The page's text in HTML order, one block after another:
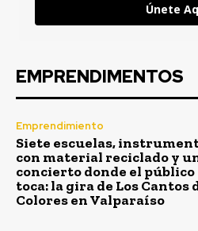
Únete
EMPRENDIMENTOS
Emprendimiento
Siete escuelas,
con material reciclado y
concierto donde el público
toca: la gira de Los Cantos
Colores en Valparaíso